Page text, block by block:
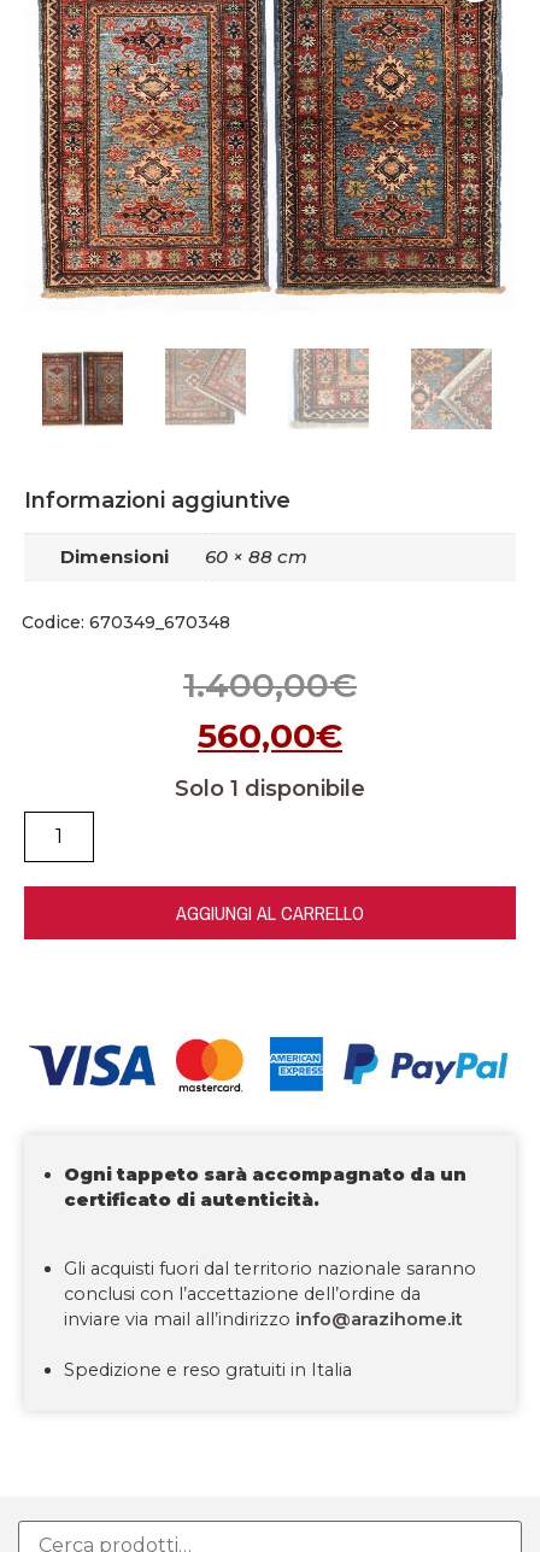
Informazioni aggiuntive
Dimensioni 60 × 88 cm
Codice: 670349_670348
1.400,00€
560,00€
Solo 1 disponibile
AGGIUNGI AL CARRELLO
Ogni tappeto sarà accompagnato da un
certificato di autenticità.
Gli acquisti fuori dal territorio nazionale saranno
conclusi con l’accettazione dell’ordine da
inviare via mail all’indirizzo info@arazihome.it
Spedizione e reso gratuiti in Italia